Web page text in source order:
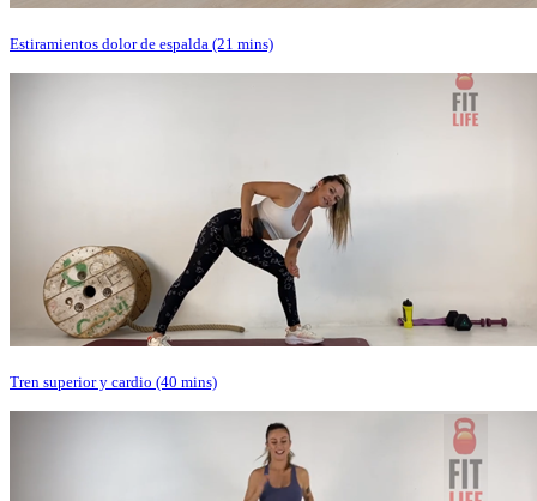
Estiramientos dolor de espalda (21 mins)
Tren superior y cardio (40 mins)